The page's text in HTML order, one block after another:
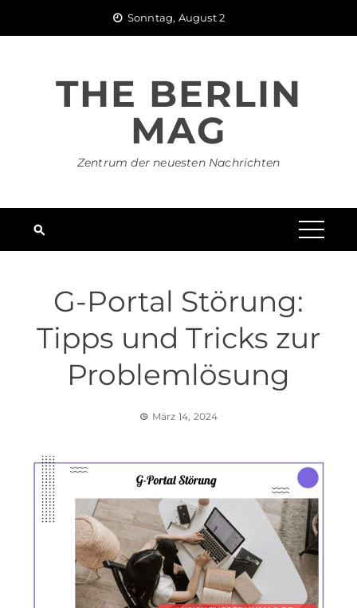
Sonntag, August 2
THE BERLIN
MAG
Zentrum der neuesten Nachrichten
G-Portal Störung:
Tipps und Tricks zur
Problemlösung
März 14, 2024